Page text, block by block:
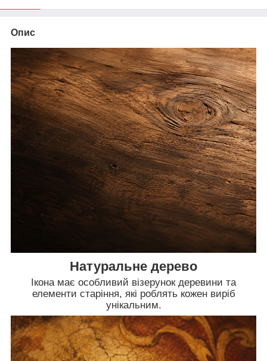
Опис
Натуральне дерево
Ікона має особливий візерунок деревини та
елементи старіння, які роблять кожен виріб
унікальним.